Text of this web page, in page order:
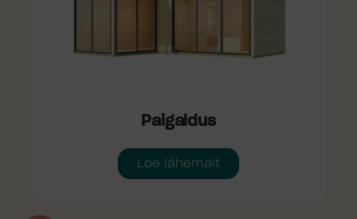
Paigaldus
Loe lähemalt